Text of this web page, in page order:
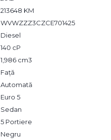
213648 KM
WVWZZZ3CZCE701425
Diesel
140 cP
1,986 cm3
Față
Automată
Euro 5
Sedan
5 Portiere
Negru